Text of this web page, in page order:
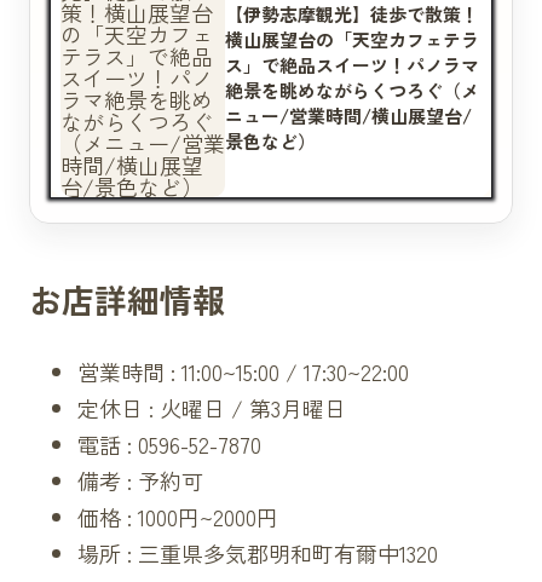
【伊勢志摩観光】徒歩で散策！
横山展望台の「天空カフェテラ
ス」で絶品スイーツ！パノラマ
絶景を眺めながらくつろぐ（メ
ニュー/営業時間/横山展望台/
景色など）
お店詳細情報
営業時間 : 11:00~15:00 / 17:30~22:00
定休日 : 火曜日 / 第3月曜日
電話 : 0596-52-7870
備考 : 予約可
価格 : 1000円~2000円
場所 : 三重県多気郡明和町有爾中1320